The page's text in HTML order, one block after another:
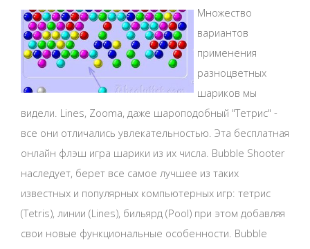
Множество
вариантов
применения
разноцветных
шариков мы
видели. Lines, Zooma, даже шароподобный "Тетрис" -
все они отличались увлекательностью. Эта бесплатная
онлайн флэш игра шарики из их числа. Bubble Shooter
наследует, берет все самое лучшее из таких
известных и популярных компьютерных игр: тетрис
(Tetris), линии (Lines), бильярд (Pool) при этом добавляя
свои новые функциональные особенности. Bubble